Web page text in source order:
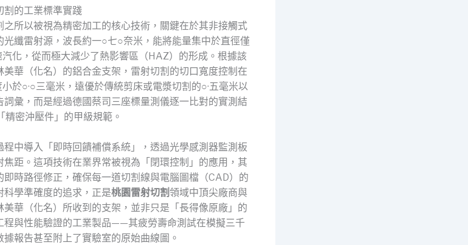
割的工業標準實踐
所以被視為精密加工的核心技術，關鍵在於其非接觸式
光纖雷射源，波長約一○七○奈米，能將能量集中於直徑僅
汽化，從而極大減少了熱影響區（HAZ）的形成。根據該
華（化名）的鋁合金支架，雷射切割的切口寬度控制在
於○·○三毫米，遠優於傳統剪床或電漿切割的○·五毫米以
詞彙，而是經過德國蔡司三座標量測儀逐一比對的實測結
密沖壓件」的甲級規範。
中導入「即時回饋補償系統」，透過光學感測器監測板
距。這項技術在業界常被視為「閉環控制」的應用，其
時路徑修正，確保每一道切割線與電腦圖檔（CAD）的
科學準確度的追求，正是桃園雷射切割領域中頂尖廠商與
華（化名）所收到的支架，並非只是「長得像原廠」的
程與性能驗證的工業製品——其疲勞壽命測試在模擬三千
報告甚至附上了實驗室的原始曲線圖。